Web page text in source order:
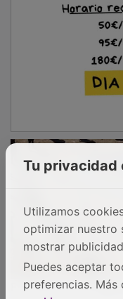
El conflicto del
Tu privacidad
Utilizamos
optimizar nuestro
mostrar
Puedes aceptar
preferencias. Más